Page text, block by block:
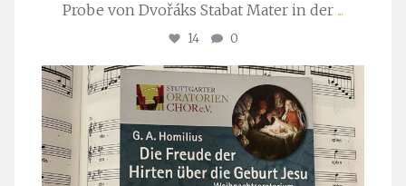
Probe von Dvořáks Stabat Mater in der ...
14 0
stuttgarter_oratorienchor
Nov. 29